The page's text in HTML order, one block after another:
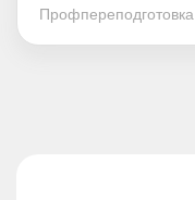
Профпереподготовка